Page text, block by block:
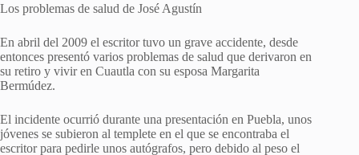
Los problemas de salud de José Agustín
En abril del 2009 el escritor tuvo un grave accidente, desde
entonces presentó varios problemas de salud que derivaron en
su retiro y vivir en Cuautla con su esposa Margarita
Bermúdez.
El incidente ocurrió durante una presentación en Puebla, unos
jóvenes se subieron al templete en el que se encontraba el
escritor para pedirle unos autógrafos, pero debido al peso el